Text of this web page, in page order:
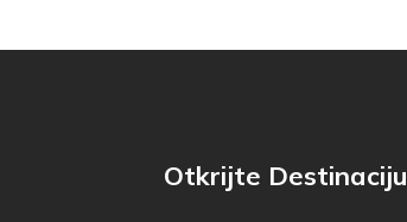
Otkrijte Destinaciju